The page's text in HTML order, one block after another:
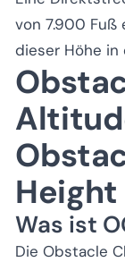
von 7.900 Fuß
dieser Höhe in
Height
Was ist
Die Obstacle